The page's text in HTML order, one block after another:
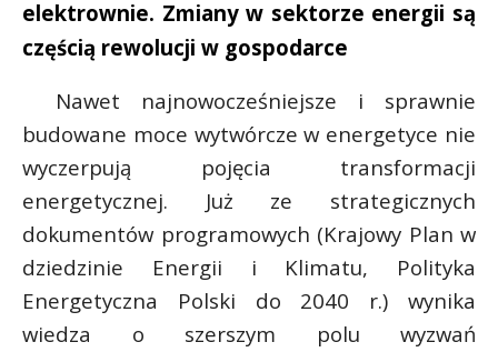
elektrownie. Zmiany w sektorze energii są
częścią rewolucji w gospodarce
Nawet najnowocześniejsze i sprawnie
budowane moce wytwórcze w energetyce nie
wyczerpują pojęcia transformacji
energetycznej. Już ze strategicznych
dokumentów programowych (Krajowy Plan w
dziedzinie Energii i Klimatu, Polityka
Energetyczna Polski do 2040 r.) wynika
wiedza o szerszym polu wyzwań